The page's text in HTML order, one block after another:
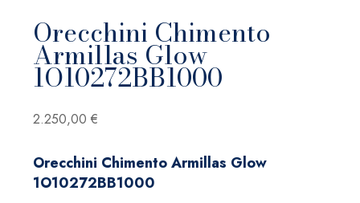
Orecchini Chimento
Armillas Glow
1O10272BB1000
2.250,00 €
Orecchini Chimento Armillas Glow
1O10272BB1000